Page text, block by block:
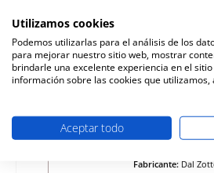
Número de producto:
Fabricante: Dal
Utilizamos cookies
Podemos utilizarlas para el análisis de los
para mejorar nuestro sitio web, mostrar
brindarle una excelente experiencia en el
información sobre las cookies que utilizamos,
Aceptar todo